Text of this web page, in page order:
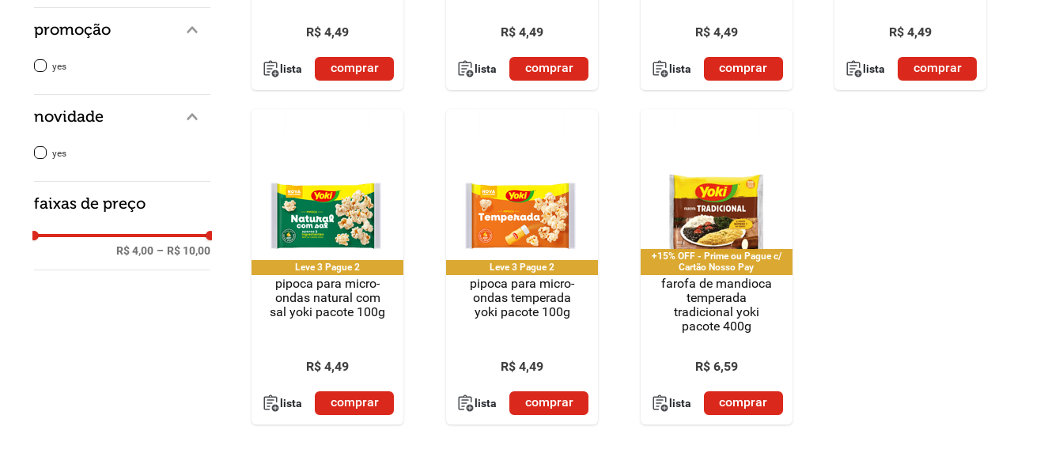
promoção
yes
novidade
yes
faixas de preço
R$ 4,00 – R$ 10,00
R$ 4,49
lista comprar
R$ 4,49
lista comprar
R$ 4,49
lista comprar
R$ 4,49
lista comprar
Leve 3 Pague 2
pipoca para micro-
ondas natural com
sal yoki pacote 100g
R$ 4,49
lista comprar
Leve 3 Pague 2
pipoca para micro-
ondas temperada
yoki pacote 100g
R$ 4,49
lista comprar
+15% OFF - Prime ou Pague c/
Cartão Nosso Pay
farofa de mandioca
temperada
tradicional yoki
pacote 400g
R$ 6,59
lista comprar